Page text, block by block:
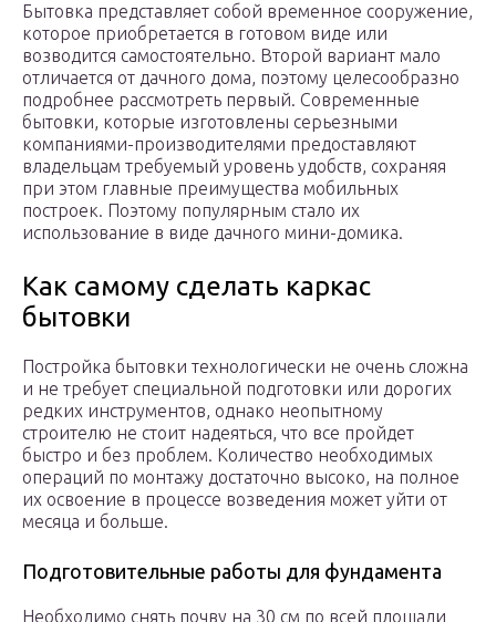
Бытовка представляет собой временное сооружение,
которое приобретается в готовом виде или
возводится самостоятельно. Второй вариант мало
отличается от дачного дома, поэтому целесообразно
подробнее рассмотреть первый. Современные
бытовки, которые изготовлены серьезными
компаниями-производителями предоставляют
владельцам требуемый уровень удобств, сохраняя
при этом главные преимущества мобильных
построек. Поэтому популярным стало их
использование в виде дачного мини-домика.
Как самому сделать каркас
бытовки
Постройка бытовки технологически не очень сложна
и не требует специальной подготовки или дорогих
редких инструментов, однако неопытному
строителю не стоит надеяться, что все пройдет
быстро и без проблем. Количество необходимых
операций по монтажу достаточно высоко, на полное
их освоение в процессе возведения может уйти от
месяца и больше.
Подготовительные работы для фундамента
Необходимо снять почву на 30 см по всей площади